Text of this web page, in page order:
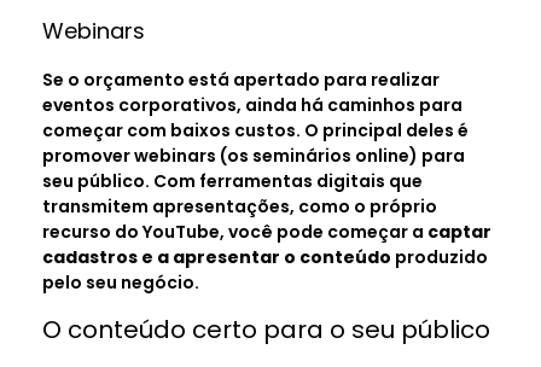
Webinars
Se o orçamento está apertado para realizar
eventos corporativos, ainda há caminhos para
começar com baixos custos. O principal deles é
promover webinars (os seminários online) para
seu público. Com ferramentas digitais que
transmitem apresentações, como o próprio
recurso do YouTube, você pode começar a captar
cadastros e a apresentar o conteúdo produzido
pelo seu negócio.
O conteúdo certo para o seu público